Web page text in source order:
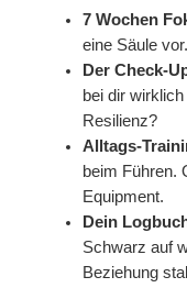
:
2
0
€
7 Wochen
eine Säule
Der Check-
bei dir
Resilienz?
Alltags-
beim Führen.
Equipment.
Dein
Schwarz auf
Beziehung